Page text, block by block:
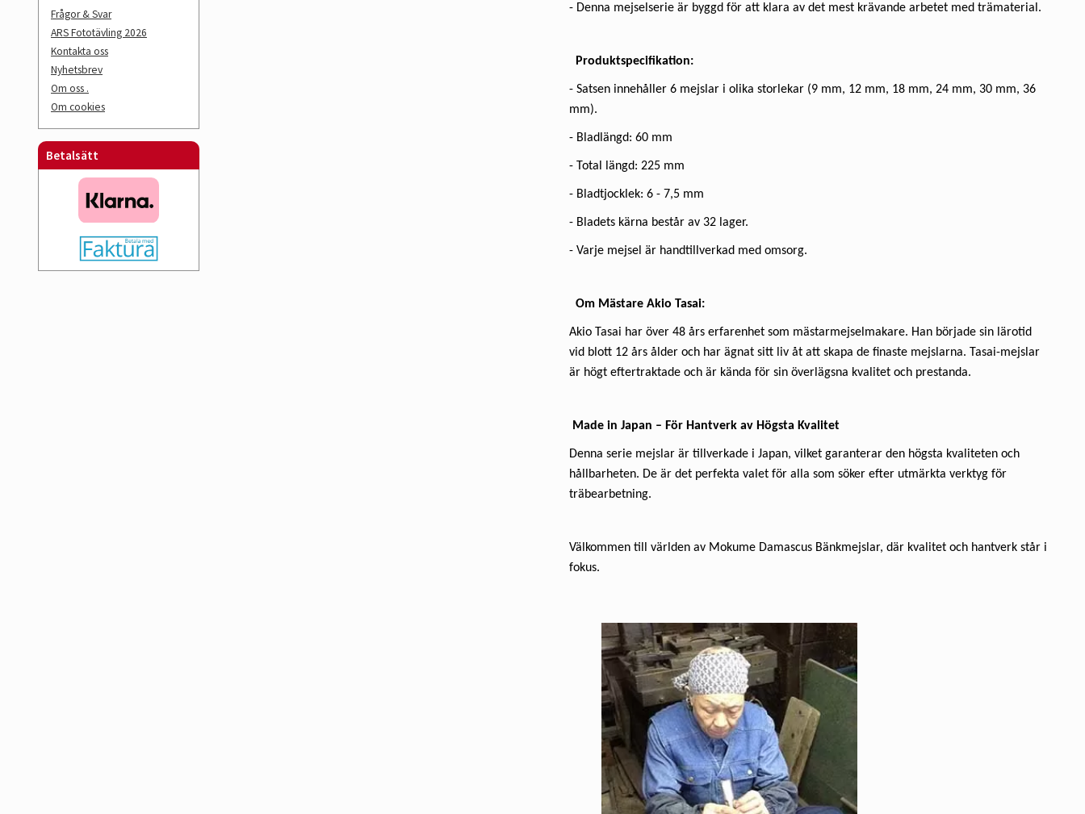
Frågor & Svar
ARS Fototävling 2026
Kontakta oss
Nyhetsbrev
Om oss .
Om cookies
Betalsätt
- Denna mejselserie är byggd för att klara av det mest krävande arbetet med trämaterial.
Produktspecifikation:
- Satsen innehåller 6 mejslar i olika storlekar (9 mm, 12 mm, 18 mm, 24 mm, 30 mm, 36
mm).
- Bladlängd: 60 mm
- Total längd: 225 mm
- Bladtjocklek: 6 - 7,5 mm
- Bladets kärna består av 32 lager.
- Varje mejsel är handtillverkad med omsorg.
Om Mästare Akio Tasai:
Akio Tasai har över 48 års erfarenhet som mästarmejselmakare. Han började sin lärotid
vid blott 12 års ålder och har ägnat sitt liv åt att skapa de finaste mejslarna. Tasai-mejslar
är högt eftertraktade och är kända för sin överlägsna kvalitet och prestanda.
Made in Japan – För Hantverk av Högsta Kvalitet
Denna serie mejslar är tillverkade i Japan, vilket garanterar den högsta kvaliteten och
hållbarheten. De är det perfekta valet för alla som söker efter utmärkta verktyg för
träbearbetning.
Välkommen till världen av Mokume Damascus Bänkmejslar, där kvalitet och hantverk står i
fokus.